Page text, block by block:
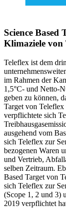
Science
Klimaziele von
Teleflex ist dem
im Rahmen der
1,5°C- und Netto-
geben zu können,
Target von
verpflichtete sich
ausgehend vom
sich Teleflex zur
bezogenen Waren
und Vertrieb,
selben Zeitraum.
Based Target von
sich Teleflex zur
(Scope 1, 2 und 3)
2019 verpflichtet